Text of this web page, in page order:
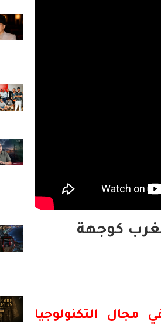
كوجهة
التكنولوجيا